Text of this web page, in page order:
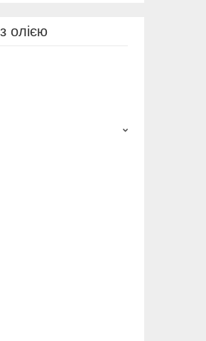
олією